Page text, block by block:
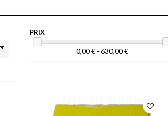
PRIX
0,00 € - 630,00 €